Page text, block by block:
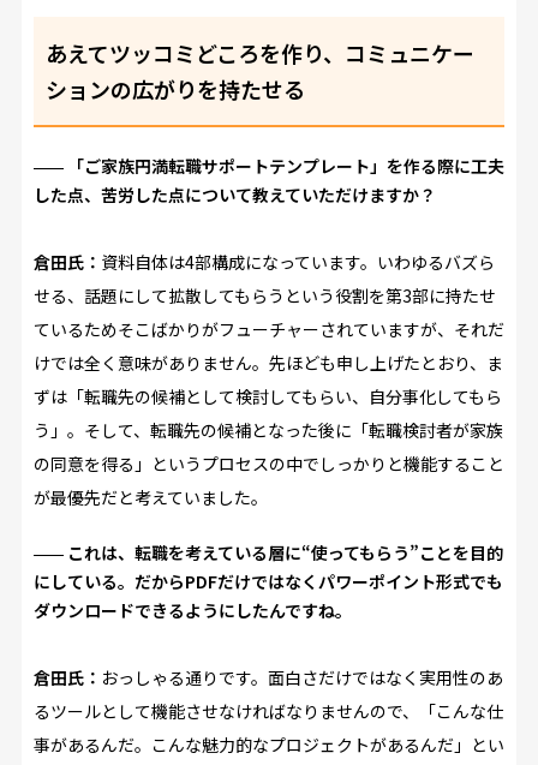
あえてツッコミどころを作り、コミュニケー
ションの広がりを持たせる
「ご家族円満転職サポートテンプレート」を作る際に工夫
した点、苦労した点について教えていただけますか？
倉田氏： 資料自体は4部構成になっています。いわゆるバズら
せる、話題にして拡散してもらうという役割を第3部に持たせ
ているためそこばかりがフューチャーされていますが、それだ
けでは全く意味がありません。先ほども申し上げたとおり、ま
ずは「転職先の候補として検討してもらい、自分事化してもら
う」。そして、転職先の候補となった後に「転職検討者が家族
の同意を得る」というプロセスの中でしっかりと機能すること
が最優先だと考えていました。
これは、転職を考えている層に“使ってもらう”ことを目的
にしている。だからPDFだけではなくパワーポイント形式でも
ダウンロードできるようにしたんですね。
倉田氏： おっしゃる通りです。面白さだけではなく実用性のあ
るツールとして機能させなければなりませんので、「こんな仕
事があるんだ。こんな魅力的なプロジェクトがあるんだ」とい